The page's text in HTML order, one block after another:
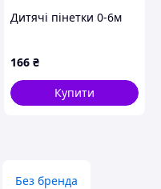
Дитячі пінетки 0-6м
166 ₴
Купити
Без бренда